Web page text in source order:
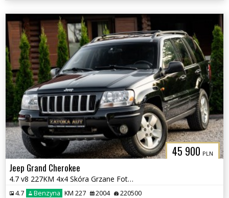
45 900 PLN
Jeep Grand Cherokee
4.7 v8 227KM 4x4 Skóra Grzane Fot Tempomat Klima Skóra Zadbany BEZ RDZ
4.7 Benzyna KM 227 2004 220500